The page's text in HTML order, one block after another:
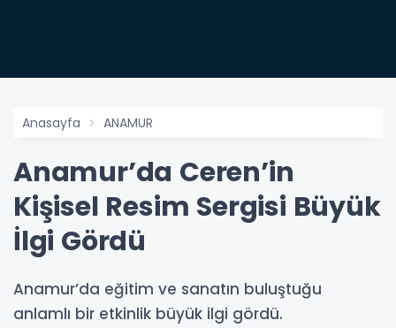
Anasayfa ANAMUR
Anamur’da Ceren’in
Kişisel Resim Sergisi Büyük
İlgi Gördü
Anamur’da eğitim ve sanatın buluştuğu
anlamlı bir etkinlik büyük ilgi gördü.